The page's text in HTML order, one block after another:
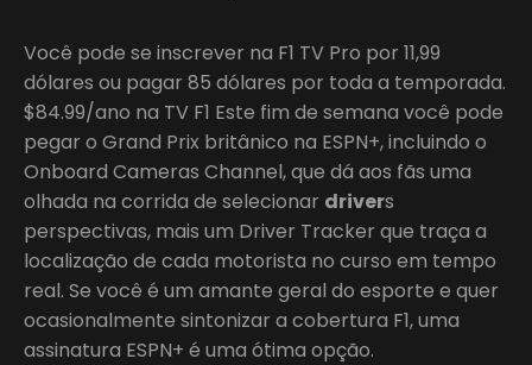
Você pode se inscrever na F1 TV Pro por 11,99
dólares ou pagar 85 dólares por toda a temporada.
$84.99/ano na TV F1 Este fim de semana você pode
pegar o Grand Prix britânico na ESPN+, incluindo o
Onboard Cameras Channel, que dá aos fãs uma
olhada na corrida de selecionar drivers
perspectivas, mais um Driver Tracker que traça a
localização de cada motorista no curso em tempo
real. Se você é um amante geral do esporte e quer
ocasionalmente sintonizar a cobertura F1, uma
assinatura ESPN+ é uma ótima opção.